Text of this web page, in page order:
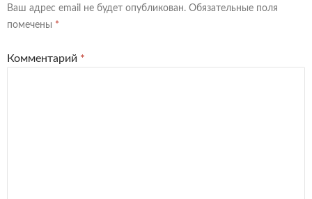
Ваш адрес email не будет опубликован. Обязательные поля
помечены *
Комментарий *